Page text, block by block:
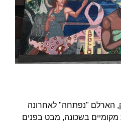
הארלם "נפתחה" לאחרונה
מקומיים בשכונה, מבט בפנים